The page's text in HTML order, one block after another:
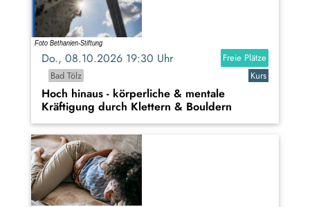
Do., 08.10.2026 19:30 Uhr
Freie Plätze
Bad Tölz
Kurs
Hoch hinaus - körperliche & mentale
Kräftigung durch Klettern & Bouldern